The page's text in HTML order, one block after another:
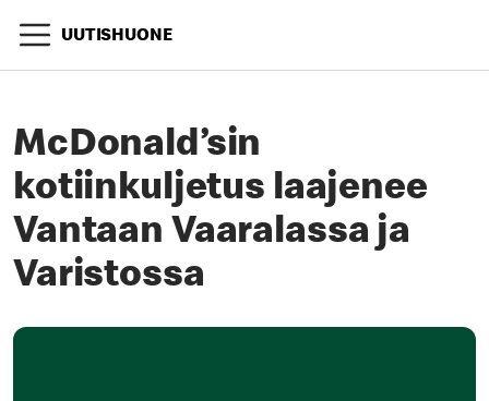
UUTISHUONE
McDonald’sin
kotiinkuljetus laajenee
Vantaan Vaaralassa ja
Varistossa